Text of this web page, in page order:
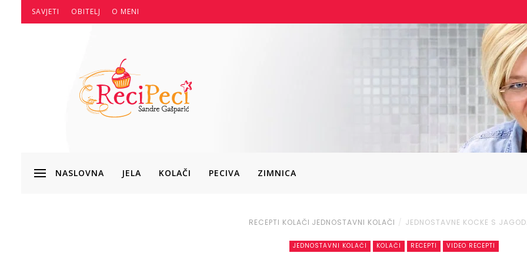
SAVJETI OBITELJ O MENI
NASLOVNA JELA KOLAČI PECIVA ZIMNICA
RECEPTI KOLAČI JEDNOSTAVNI KOLAČI JEDNOSTAVNE KOCKE S
JEDNOSTAVNI KOLAČI KOLAČI RECEPTI VIDEO RECEPTI